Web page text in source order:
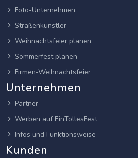
Foto-Unternehmen
Straßenkünstler
Weihnachtsfeier planen
Sommerfest planen
Firmen-Weihnachtsfeier
Unternehmen
Partner
Werben auf EinTollesFest
Infos und Funktionsweise
Kunden